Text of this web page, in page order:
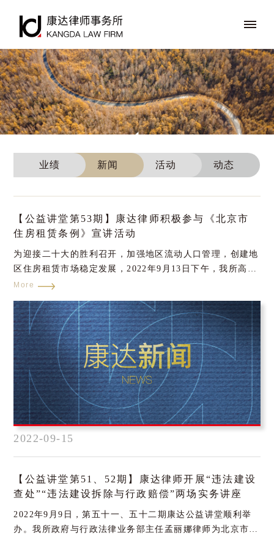
业绩 新闻 活动 动态
【公益讲堂第53期】康达律师积极参与《北京市
住房租赁条例》宣讲活动
为迎接二十大的胜利召开，加强地区流动人口管理，创建地
区住房租赁市场稳定发展，2022年9月13日下午，我所高级
合伙人孟丽娜律师受北京市朝阳区黑庄户乡司法所邀请，通
户派出所共同开展“喜迎二十大，送法进万家”——《北京市
住房租赁条例》普法宣讲活动。
More
2022-09-15
【公益讲堂第51、52期】康达律师开展“违法建设
查处”“违法建设拆除与行政赔偿”两场实务讲座
2022年9月9日，第五十一、五十二期康达公益讲堂顺利举
办。我所政府与行政法律业务部主任孟丽娜律师为北京市朝